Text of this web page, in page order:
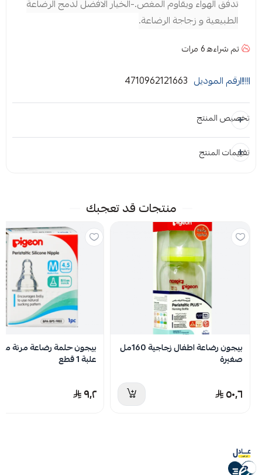
تدفق الهواء ويقاوم المغص.-الخيار الافضل لدمج الرضاعة
الطبيعية و زجاجة الرضاعة.
تم شراءه6مرات
رقم الموديل 4710962121663
تخصيص المنتج
المرفقات
اسحب و افلت الملف هنا
تقييمات المنتج
لا توجد تقييمات حاليا
منتجات قد تعجبك
بيجون رضاعة اطفال زجاجية 160مل
صغيرة
٥٠٫٦
بيجون حلمة رضاعة مرنة
علبة 1 قطع
٩٫٢